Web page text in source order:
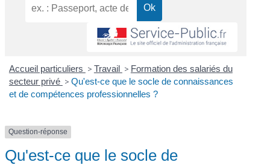
Accueil particuliers > Travail > Formation des salariés du
secteur privé > Qu'est-ce que le socle de connaissances
et de compétences professionnelles ?
Question-réponse
Qu'est-ce que le socle de